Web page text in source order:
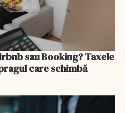
sau Booking? Taxele
care schimbă